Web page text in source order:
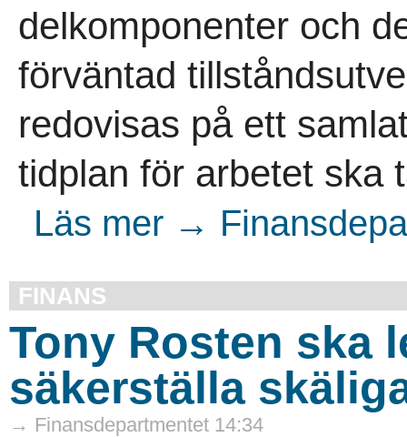
delkomponenter och
förväntad
redovisas på ett
tidplan för arbetet ska
Läs mer →
FINANS
Tony Rosten ska
säkerställa
→ Finansdepartmentet 14:34